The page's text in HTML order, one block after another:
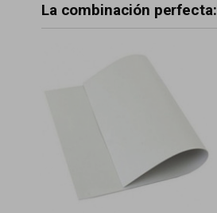
La combinación perfecta: